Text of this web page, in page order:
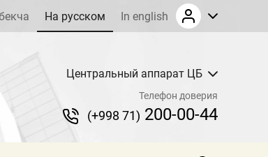
На русском In english
Центральный аппарат ЦБ
Телефон доверия
(+998 71) 200-00-44
релизы